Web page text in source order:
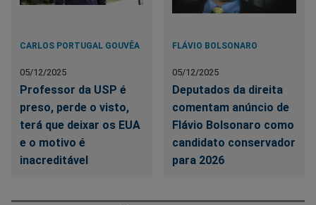
CARLOS PORTUGAL GOUVÊA
05/12/2025
Professor da USP é
preso, perde o visto,
terá que deixar os EUA
e o motivo é
inacreditável
FLÁVIO BOLSONARO
05/12/2025
Deputados da direita
comentam anúncio de
Flávio Bolsonaro como
candidato conservador
para 2026